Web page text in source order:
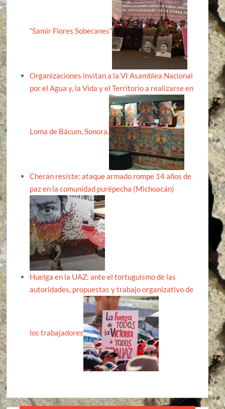
“Samir Flores Soberanes”
Organizaciones invitan a la VI Asamblea Nacional
por el Agua y, la Vida y el Territorio a realizarse en
Loma de Bácum, Sonora.
Cherán resiste: ataque armado rompe 14 años de
paz en la comunidad purépecha (Michoacán)
Huelga en la UAZ: ante el tortuguismo de las
autoridades, propuestas y trabajo organizativo de
los trabajadores